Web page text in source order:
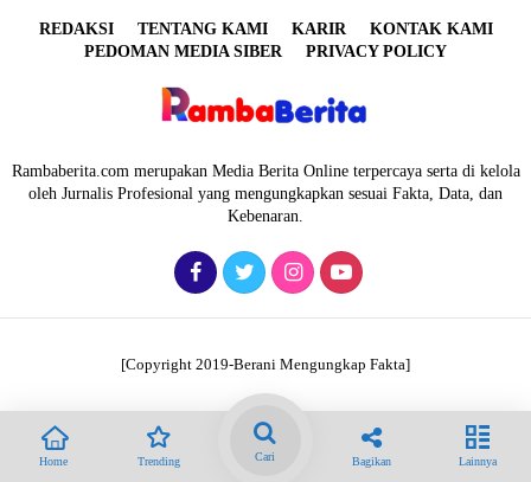
REDAKSI TENTANG KAMI KARIR
KONTAK KAMI
PEDOMAN MEDIA SIBER
PRIVACY POLICY
Rambaberita.com merupakan Media Berita Online terpercaya serta di kelola
oleh Jurnalis Profesional yang mengungkapkan sesuai Fakta, Data, dan
Kebenaran.
[Copyright 2019-Berani Mengungkap Fakta]
Home Trending Cari Bagikan Lainnya